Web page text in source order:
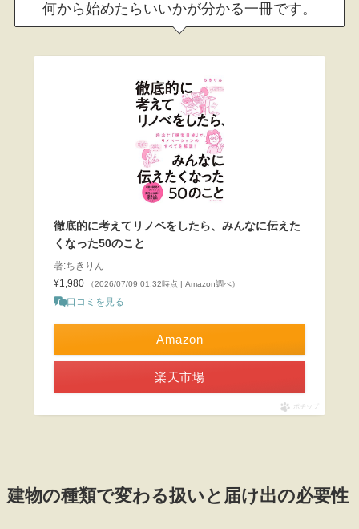
何から始めたらいいかが分かる一冊です。
徹底的に考えてリノベをしたら、みんなに伝えた
くなった50のこと
著:ちきりん
¥1,980
（2026/07/09 01:32時点 | Amazon調べ）
口コミを見る
Amazon
楽天市場
ポチップ
建物の種類で変わる扱いと届け出の必要性